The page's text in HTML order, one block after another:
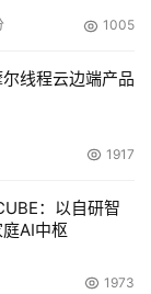
1005
线程云边端产品
1917
：以自研智
AI中枢
1973